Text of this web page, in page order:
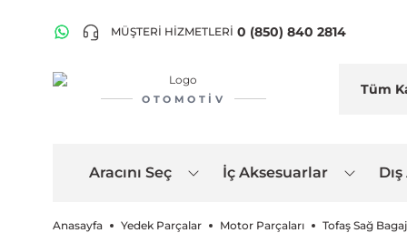
MÜŞTERİ HİZMETLERİ 0 (850) 840 2814
OTOMOTIV
Aracını Seç İç Aksesuarlar
Anasayfa Yedek Parçalar Motor Parçaları Tofaş Sağ